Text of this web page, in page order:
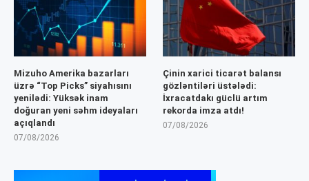
Mizuho Amerika bazarları
üzrə “Top Picks” siyahısını
yenilədi: Yüksək inam
doğuran yeni səhm ideyaları
açıqlandı
07/08/2026
Çinin xarici ticarət balansı
gözləntiləri üstələdi:
İxracatdakı güclü artım
rekorda imza atdı!
07/08/2026